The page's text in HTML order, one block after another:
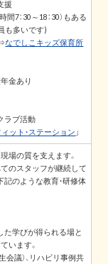
援
7：30～18：30）もある
も多いです)
なでしこキッズ保育所
金あり
ラブ活動
ット・ステーション 」
場の質を支えます。
のスタッフが継続して
記のような教育・研修体
た学びが得られる場と
います。
会議）、リハビリ事例共